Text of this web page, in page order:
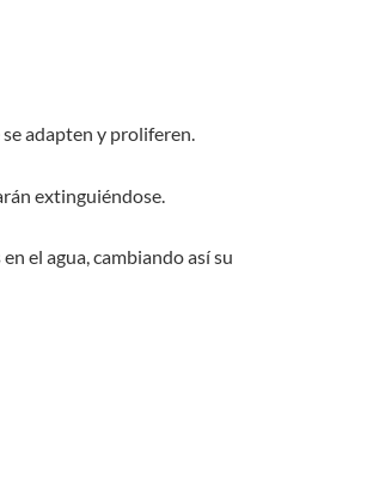
adapten y proliferen.
extinguiéndose.
el agua, cambiando así su